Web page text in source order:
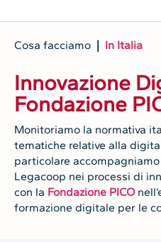
Cosa facciamo | In Italia
Innovazione
Fondazione
Monitoriamo la normativa
tematiche relative alla
particolare
Legacoop nei processi di
con la Fondazione PICO
formazione digitale per le